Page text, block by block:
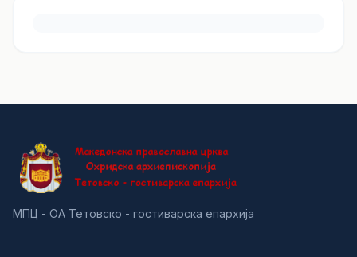
МПЦ - ОА Тетовско - гостиварска епархија